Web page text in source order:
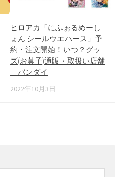
ヒロアカ「にふぉるめーし
ょん シールウエハース」予
約・注文開始！いつ？グッ
ズ(お菓子)通販・取扱い店舗
｜バンダイ
2022年10月3日